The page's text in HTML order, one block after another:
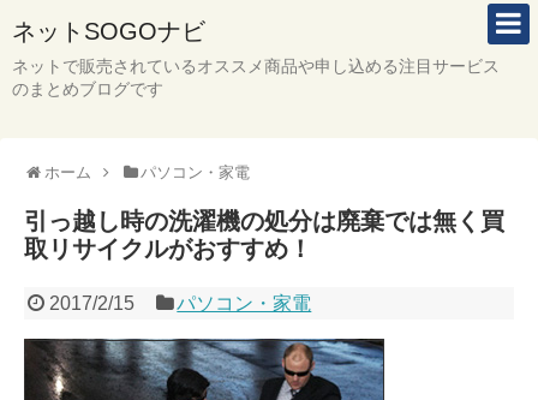
ネットSOGOナビ
ネットで販売されているオススメ商品や申し込める注目サービス
のまとめブログです
ホーム パソコン・家電
引っ越し時の洗濯機の処分は廃棄では無く買
取リサイクルがおすすめ！
2017/2/15 パソコン・家電